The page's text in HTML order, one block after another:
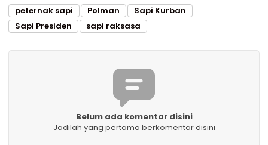
peternak sapi Polman
Sapi Kurban
Sapi Presiden
sapi raksasa
Belum ada komentar disini
Jadilah yang pertama berkomentar disini